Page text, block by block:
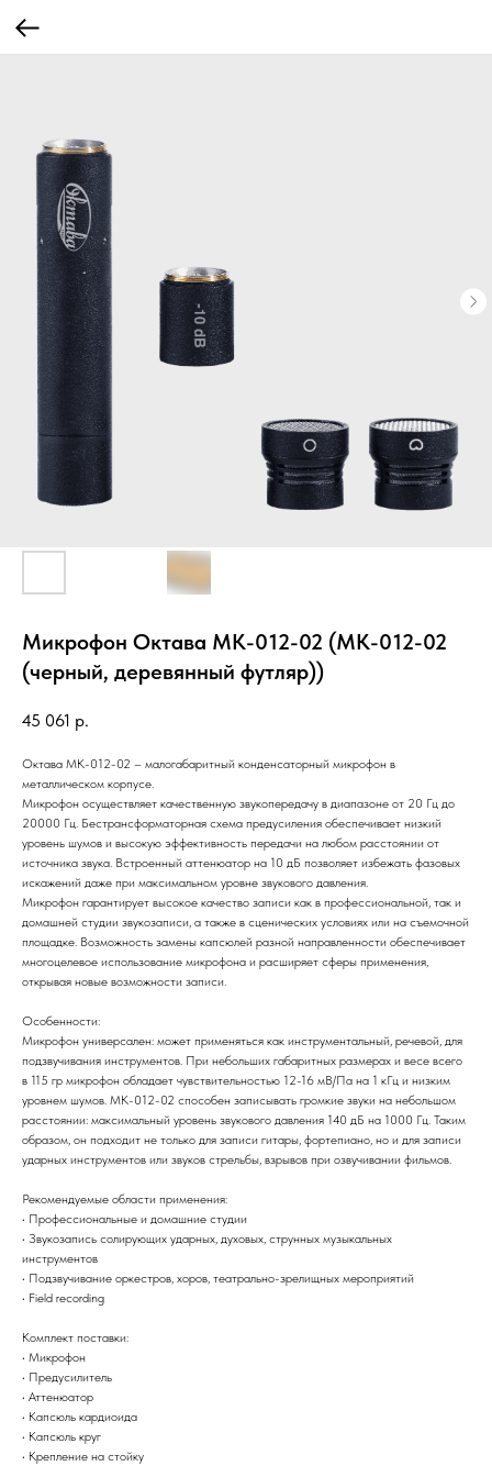
Микрофон Октава МК-012-02 (МК-012-02
(черный, деревянный футляр))
45 061 р.
Октава МК-012-02 – малогабаритный конденсаторный микрофон в
металлическом корпусе.
Микрофон осуществляет качественную звукопередачу в диапазоне от 20 Гц до
20000 Гц. Бестрансформаторная схема предусиления обеспечивает низкий
уровень шумов и высокую эффективность передачи на любом расстоянии от
источника звука. Встроенный аттенюатор на 10 дБ позволяет избежать фазовых
искажений даже при максимальном уровне звукового давления.
Микрофон гарантирует высокое качество записи как в профессиональной, так и
домашней студии звукозаписи, а также в сценических условиях или на съемочной
площадке. Возможность замены капсюлей разной направленности обеспечивает
многоцелевое использование микрофона и расширяет сферы применения,
открывая новые возможности записи.
Особенности:
Микрофон универсален: может применяться как инструментальный, речевой, для
подзвучивания инструментов. При небольших габаритных размерах и весе всего
в 115 гр микрофон обладает чувствительностью 12-16 мВ/Па на 1 кГц и низким
уровнем шумов. МК-012-02 способен записывать громкие звуки на небольшом
расстоянии: максимальный уровень звукового давления 140 дБ на 1000 Гц. Таким
образом, он подходит не только для записи гитары, фортепиано, но и для записи
ударных инструментов или звуков стрельбы, взрывов при озвучивании фильмов.
Рекомендуемые области применения:
• Профессиональные и домашние студии
• Звукозапись солирующих ударных, духовых, струнных музыкальных
инструментов
• Подзвучивание оркестров, хоров, театрально-зрелищных мероприятий
• Field recording
Комплект поставки:
• Микрофон
• Предусилитель
• Аттенюатор
• Капсюль кардиоида
• Капсюль круг
• Крепление на стойку